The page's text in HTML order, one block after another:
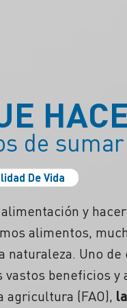
de
De Vida
y
alimentos,
Uno
beneficios y
agricultura (FAO),